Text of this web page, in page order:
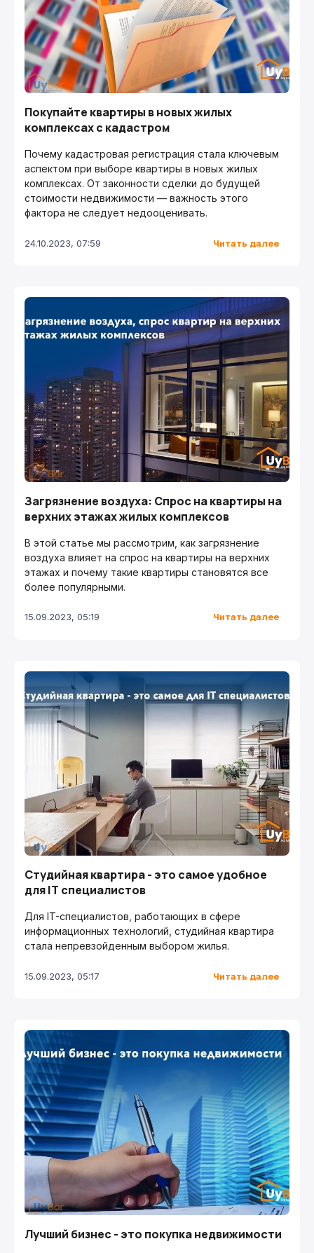
Покупайте квартиры в новых жилых
комплексах с кадастром
Почему кадастровая регистрация стала ключевым
аспектом при выборе квартиры в новых жилых
комплексах. От законности сделки до будущей
стоимости недвижимости — важность этого
фактора не следует недооценивать.
24.10.2023, 07:59 Читать далее
Загрязнение воздуха: Спрос на квартиры на
верхних этажах жилых комплексов
В этой статье мы рассмотрим, как загрязнение
воздуха влияет на спрос на квартиры на верхних
этажах и почему такие квартиры становятся все
более популярными.
15.09.2023, 05:19 Читать далее
Студийная квартира - это самое удобное
для IT специалистов
Для IT-специалистов, работающих в сфере
информационных технологий, студийная квартира
стала непревзойденным выбором жилья.
15.09.2023, 05:17 Читать далее
Лучший бизнес - это покупка недвижимости